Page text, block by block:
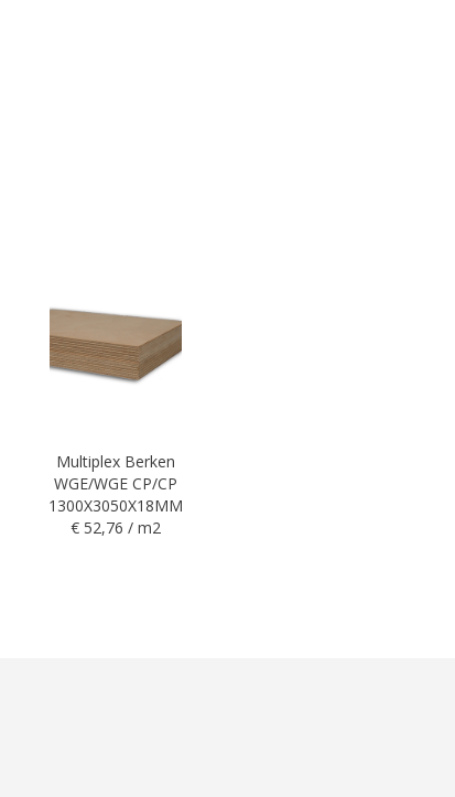
Multiplex Berken
WGE/WGE CP/CP
1300X3050X18MM
€ 52,76 / m2